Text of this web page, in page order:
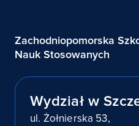
Zachodniopomorska
Nauk Stosowanych
Wydział w
ul. Żołnierska 53,